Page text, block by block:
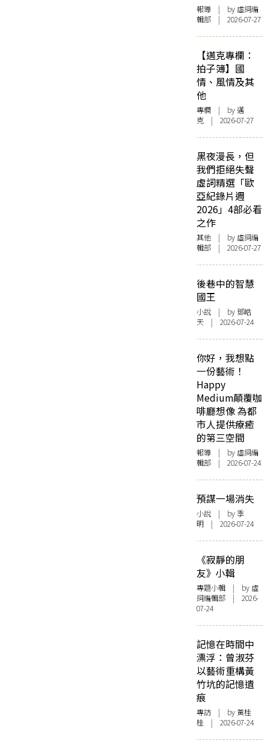
報導 | by 虛詞編
輯部 | 2026-07-27
【邁克專欄：
拍子簿】國
情、風情及其
他
專欄 | by邁
克 | 2026-07-27
黑夜漫長，但
我們拒絕失聲
虛詞精選「歐
亞紀錄片週
2026」4部必看
之作
其他 | by 虛詞編
輯部 | 2026-07-27
後巷中的智慧
國王
小說 | by 鄧皓
天 | 2026-07-24
你好，我想點
一份藝術！
Happy
Medium顛覆咖
啡廳想像 為都
市人提供療癒
的第三空間
報導 | by 虛詞編
輯部 | 2026-07-24
預謀一場消失
小說 | by 季
明 | 2026-07-24
《寂靜的朋
友》小輯
專題小輯 | by 虛
詞編輯部 | 2026-
07-24
記憶在時間中
漂浮：曾淑芬
以藝術重構黃
竹坑的記憶遺
痕
專訪 | by 黃桂
桂 | 2026-07-24